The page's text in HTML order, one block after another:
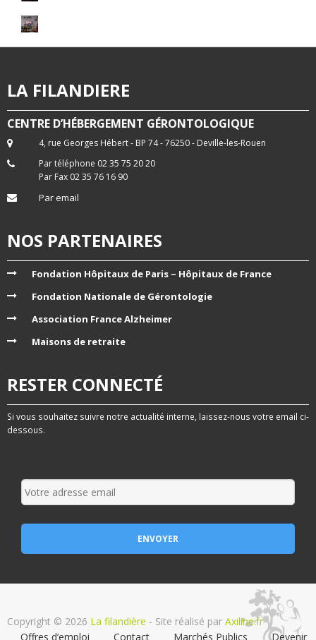
LA FILANDIERE
CENTRE D’HÉBERGEMENT GÉRONTOLOGIQUE
4, rue Georges Hébert - BP 74 - 76250 - Deville-les-Rouen
Par téléphone 02 35 75 20 20
Par Fax 02 35 76 16 90
Par email
NOS PARTENAIRES
Fondation Hôpitaux de Paris – Hôpitaux de France
Fondation Nationale de Gérontologie
Association France Alzheimer
Maisons de retraite
RESTER CONNECTÉ
Si vous souhaitez suivre notre actualité interne, laissez-nous votre email ci-
dessous.
Copyright © 2026 La filandière - Site réalisé par Axiline.fr
Offres d’emploi
Contact Marchés Publics Devenir